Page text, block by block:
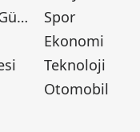
Canan Barlas ile Gündem
Spor
Ekonomi
Teknoloji
Otomobil